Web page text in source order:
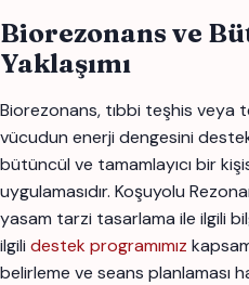
Biorezonans ve
Yaklaşımı
Biorezonans, tıbbi teşhis veya
vücudun enerji dengesini
bütüncül ve tamamlayıcı bir
uygulamasıdır. Koşuyolu
yasam tarzi tasarlama ile ilgili
ilgili destek programımız
belirleme ve seans planlaması